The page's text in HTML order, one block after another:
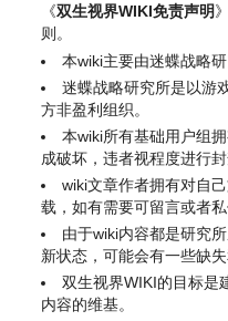
《双生视界WIKI免责声明
则。
本wiki主要由迷蝶战略
迷蝶战略研究所是以游
方非盈利组织。
本wiki所有基础用户组
成破坏，违者视程度进行封
wiki文章作者拥有对自
载，如有需要可留言或者私
由于wiki内容都是研究
新状态，可能会有一些缺
双生视界WIKI的目标是
内容的维基。